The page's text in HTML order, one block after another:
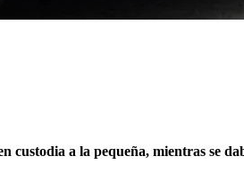
custodia a la pequeña, mientras se